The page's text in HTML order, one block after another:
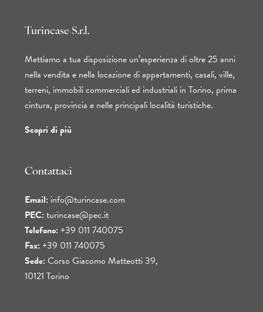
Turincase S.r.l.
Mettiamo a tua disposizione un’esperienza di oltre 25 anni
nella vendita e nella locazione di appartamenti, casali, ville,
terreni, immobili commerciali ed industriali in Torino, prima
cintura, provincia e nelle principali località turistiche.
Scopri di più
Contattaci
Email: info@turincase.com
PEC: turincase@pec.it
Telefono: +39 011 740075
Fax: +39 011 740075
Sede: Corso Giacomo Matteotti 39,
10121 Torino